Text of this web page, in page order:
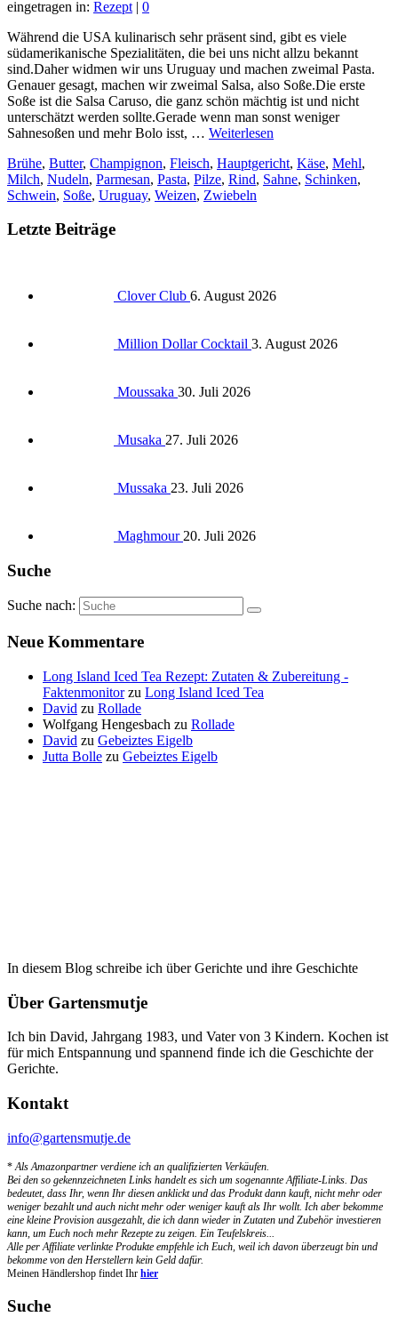
eingetragen in: Rezept | 0
Während die USA kulinarisch sehr präsent sind, gibt es viele
südamerikanische Spezialitäten, die bei uns nicht allzu bekannt
sind.Daher widmen wir uns Uruguay und machen zweimal Pasta.
Genauer gesagt, machen wir zweimal Salsa, also Soße.Die erste
Soße ist die Salsa Caruso, die ganz schön mächtig ist und nicht
unterschätzt werden sollte.Gerade wenn man sonst weniger
Sahnesoßen und mehr Bolo isst, … Weiterlesen
Brühe, Butter, Champignon, Fleisch, Hauptgericht, Käse, Mehl,
Milch, Nudeln, Parmesan, Pasta, Pilze, Rind, Sahne, Schinken,
Schwein, Soße, Uruguay, Weizen, Zwiebeln
Letzte Beiträge
Clover Club 6. August 2026
Million Dollar Cocktail 3. August 2026
Moussaka 30. Juli 2026
Musaka 27. Juli 2026
Mussaka 23. Juli 2026
Maghmour 20. Juli 2026
Suche
Suche nach:
Neue Kommentare
Long Island Iced Tea Rezept: Zutaten & Zubereitung -
Faktenmonitorzu Long Island Iced Tea
David zu Rollade
Wolfgang Hengesbach zu Rollade
David zu Gebeiztes Eigelb
Jutta Bolle zu Gebeiztes Eigelb
In diesem Blog schreibe ich über Gerichte und ihre Geschichte
Über Gartensmutje
Ich bin David, Jahrgang 1983, und Vater von 3 Kindern. Kochen ist
für mich Entspannung und spannend finde ich die Geschichte der
Gerichte.
Kontakt
info@gartensmutje.de
* Als Amazonpartner verdiene ich an qualifizierten Verkäufen.
Bei den so gekennzeichneten Links handelt es sich um sogenannte Affiliate-Links. Das
bedeutet, dass Ihr, wenn Ihr diesen anklickt und das Produkt dann kauft, nicht mehr oder
weniger bezahlt und auch nicht mehr oder weniger kauft als Ihr wollt. Ich aber bekomme
eine kleine Provision ausgezahlt, die ich dann wieder in Zutaten und Zubehör investieren
kann, um Euch noch mehr Rezepte zu zeigen. Ein Teufelskreis...
Alle per Affiliate verlinkte Produkte empfehle ich Euch, weil ich davon überzeugt bin und
bekomme von den Herstellern kein Geld dafür.
Meinen Händlershop findet Ihr hier
Suche